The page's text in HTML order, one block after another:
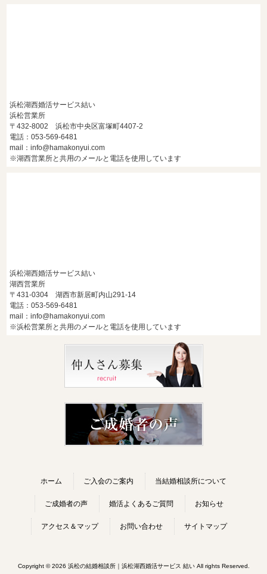
浜松湖西婚活サービス結い
浜松営業所
〒432-8002 浜松市中央区富塚町4407-2
電話：053-569-6481
mail：info@hamakonyui.com
※湖西営業所と共用のメールと電話を使用しています
浜松湖西婚活サービス結い
湖西営業所
〒431-0304 湖西市新居町内山291-14
電話：053-569-6481
mail：info@hamakonyui.com
※浜松営業所と共用のメールと電話を使用しています
ホーム ご入会のご案内 当結婚相談所について
ご成婚者の声 婚活よくあるご質問 お知らせ
アクセス＆マップ お問い合わせ サイトマップ
Copyright © 2026 浜松の結婚相談所｜浜松湖西婚活サービス 結い All rights Reserved.